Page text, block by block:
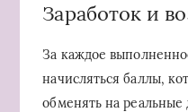
Заработок и
За каждое
начисляться баллы,
обменять на реальные